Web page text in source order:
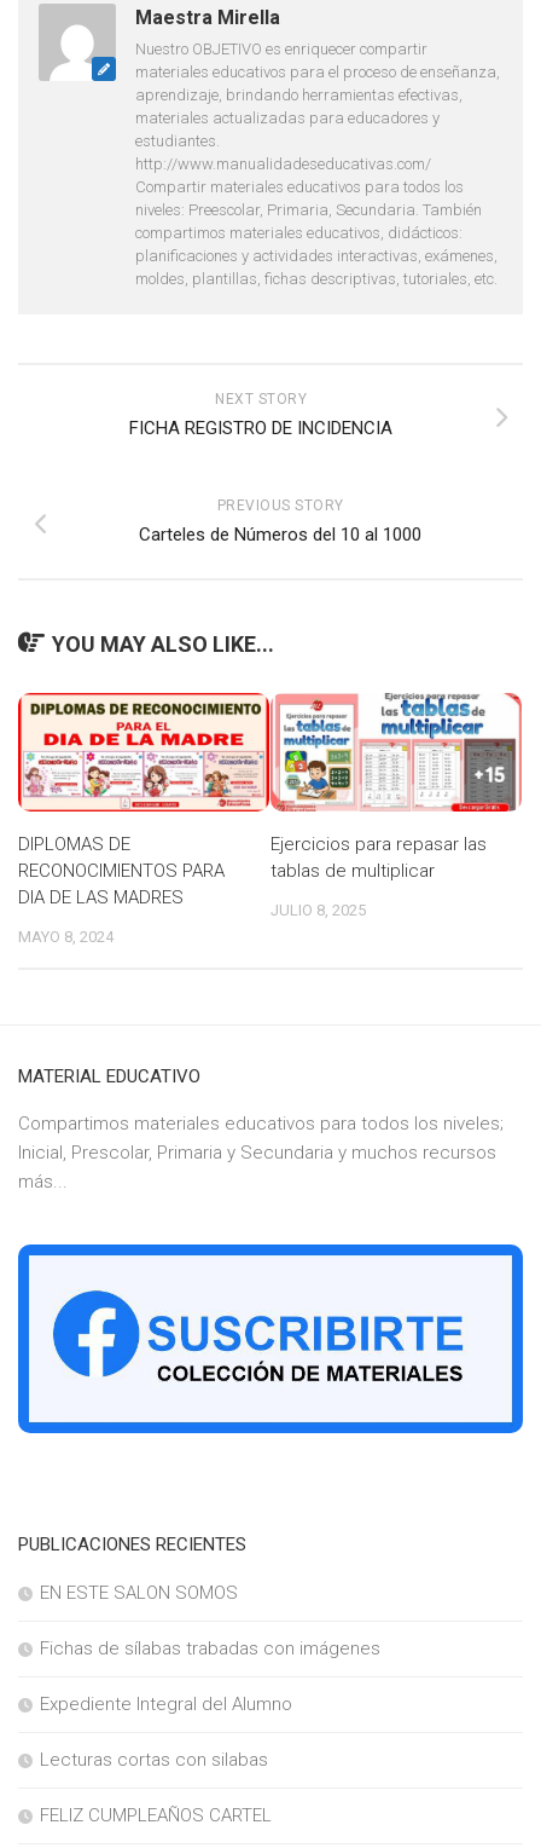
Maestra Mirella
Nuestro OBJETIVO es enriquecer compartir
materiales educativos para el proceso de enseñanza,
aprendizaje, brindando herramientas efectivas,
materiales actualizadas para educadores y
estudiantes.
http://www.manualidadeseducativas.com/
Compartir materiales educativos para todos los
niveles: Preescolar, Primaria, Secundaria. También
compartimos materiales educativos, didácticos:
planificaciones y actividades interactivas, exámenes,
moldes, plantillas, fichas descriptivas, tutoriales, etc.
NEXT STORY
FICHA REGISTRO DE INCIDENCIA
PREVIOUS STORY
Carteles de Números del 10 al 1000
YOU MAY ALSO LIKE...
DIPLOMAS DE
RECONOCIMIENTOS PARA
DIA DE LAS MADRES
MAYO 8, 2024
Ejercicios para repasar las
tablas de multiplicar
JULIO 8, 2025
MATERIAL EDUCATIVO
Compartimos materiales educativos para todos los niveles;
Inicial, Prescolar, Primaria y Secundaria y muchos recursos
más...
PUBLICACIONES RECIENTES
EN ESTE SALON SOMOS
Fichas de sílabas trabadas con imágenes
Expediente Integral del Alumno
Lecturas cortas con silabas
FELIZ CUMPLEAÑOS CARTEL